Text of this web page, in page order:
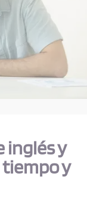
inglés y
tiempo y